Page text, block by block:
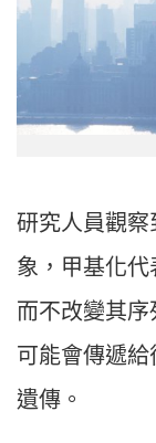
研究人員觀
象，甲基化
而不改變其
可能會傳遞
遺傳。